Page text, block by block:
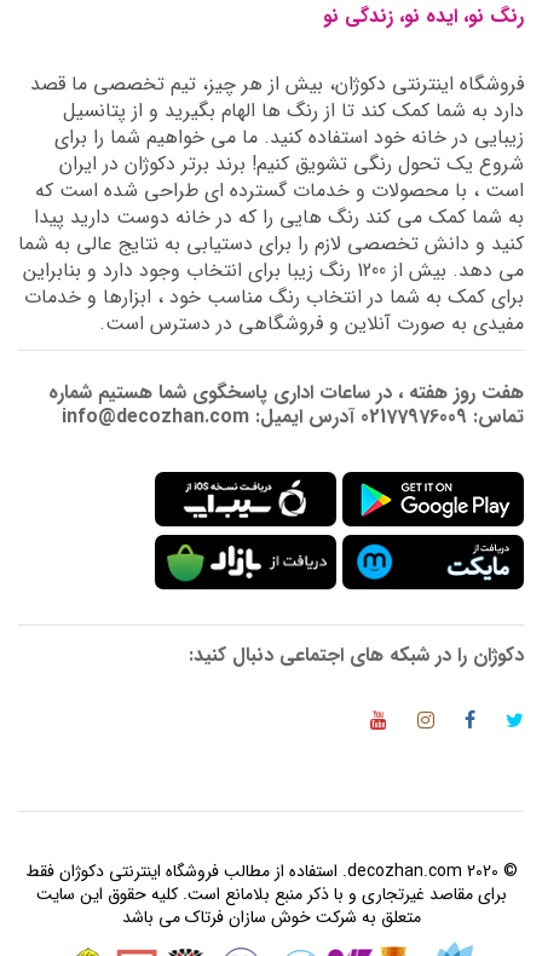
رنگ نو، ایده نو، زندگی نو
فروشگاه اینترنتی دکوژان، بیش از هر چیز، تیم تخصصی ما قصد
دارد به شما کمک کند تا از رنگ ها الهام بگیرید و از پتانسیل
زیبایی در خانه خود استفاده کنید. ما می خواهیم شما را برای
شروع یک تحول رنگی تشویق کنیم! برند برتر دکوژان در ایران
است ، با محصولات و خدمات گسترده ای طراحی شده است که
به شما کمک می کند رنگ هایی را که در خانه دوست دارید پیدا
کنید و دانش تخصصی لازم را برای دستیابی به نتایج عالی به شما
می دهد. بیش از 1200 رنگ زیبا برای انتخاب وجود دارد و بنابراین
برای کمک به شما در انتخاب رنگ مناسب خود ، ابزارها و خدمات
مفیدی به صورت آنلاین و فروشگاهی در دسترس است.
هفت روز هفته ، در ساعات اداری پاسخگوی شما هستیم شماره
تماس: 02177976009 آدرس ایمیل: info@decozhan.com
دکوژان را در شبکه های اجتماعی دنبال کنید:
© 2020 decozhan.com. استفاده از مطالب فروشگاه اینترنتی دکوژان فقط
برای مقاصد غیرتجاری و با ذکر منبع بلامانع است. کلیه حقوق این سایت
متعلق به شرکت خوش سازان فرتاک می باشد